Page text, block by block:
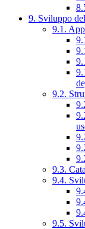
9. Sviluppo
9.1.
9.2.
9.3.
9.4.
9.5.